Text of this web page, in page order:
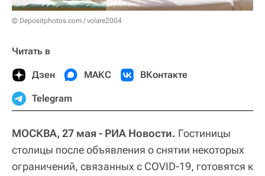
© Depositphotos.com / volare2004
Читать в
Дзен МАКС ВКонтакте
Telegram
МОСКВА, 27 мая - РИА Новости. Гостиницы
столицы после объявления о снятии некоторых
ограничений, связанных с COVID-19, готовятся к